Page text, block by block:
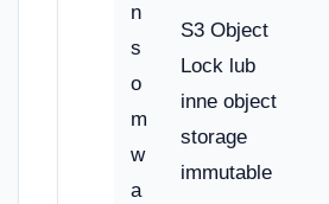
n
s
o
m
w
a
S3 Object
Lock lub
inne object
storage
immutable